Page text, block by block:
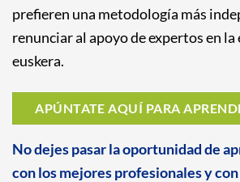
prefieren una metodología más
renunciar al apoyo de expertos en la
euskera.
APÚNTATE AQUÍ PARA
No dejes pasar la oportunidad de
con los mejores profesionales y